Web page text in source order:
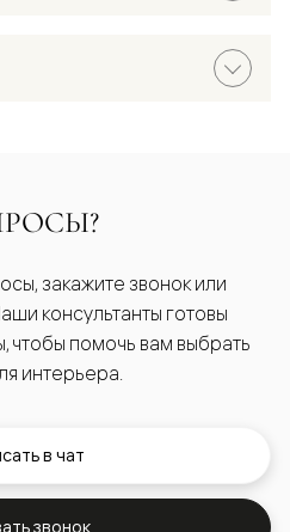
закажите звонок или
консультанты готовы
чтобы помочь вам выбрать
интерьера.
в чат
звонок